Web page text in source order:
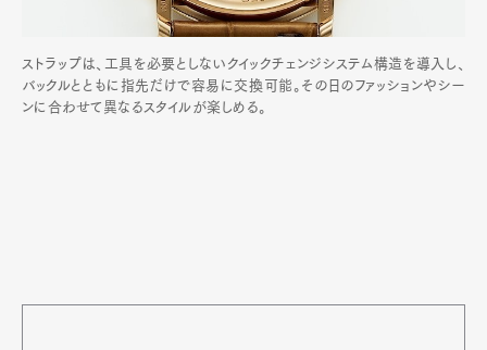
ストラップは、工具を必要としないクイックチェンジシステム構造を導入し、
バックルとともに指先だけで容易に交換可能。その日のファッションやシー
ンに合わせて異なるスタイルが楽しめる。